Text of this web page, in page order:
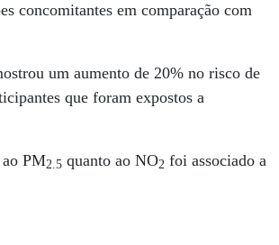
concomitantes em comparação com
um aumento de 20% no risco de
que foram expostos a
PM2.5 quanto ao NO2 foi associado a